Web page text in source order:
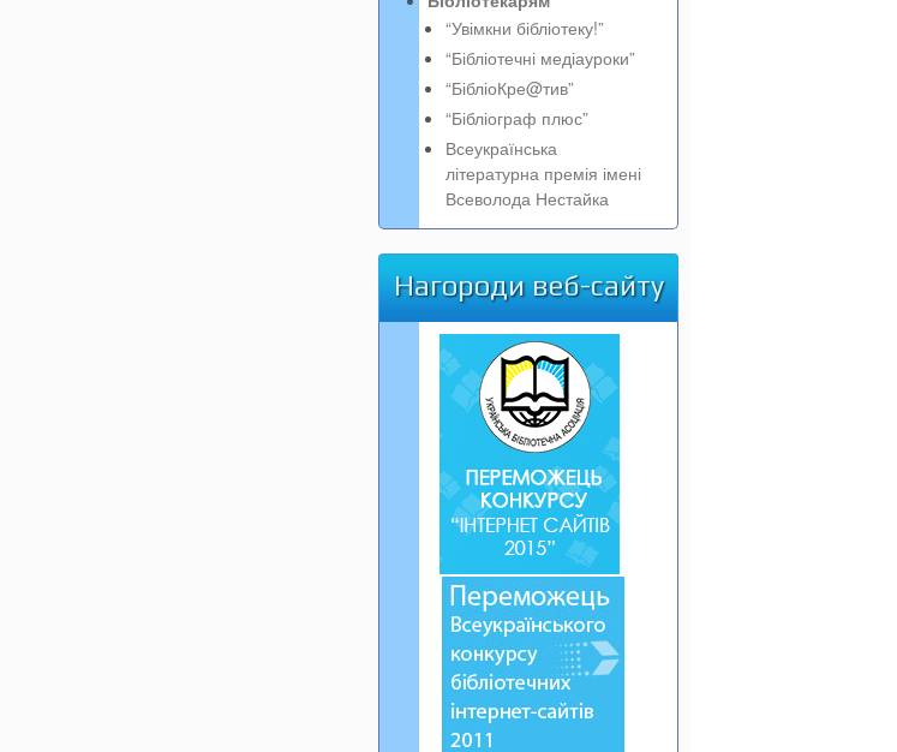
“Увімкни бібліотеку!”
“Бібліотечні медіауроки”
“БібліоКре@тив”
“Бібліограф плюс”
Всеукраїнська
літературна премія імені
Всеволода Нестайка
Нагороди веб-сайту